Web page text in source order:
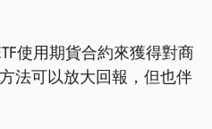
使用期貨合約來獲得對商
法可以放大回報，但也伴